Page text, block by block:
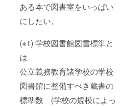
ある本で図書室をいっぱい
にしたい。
(※1) 学校図書館図書標準と
は
公立義務教育諸学校の学校
図書館に整備すべき蔵書の
標準数 (学校の規模によっ